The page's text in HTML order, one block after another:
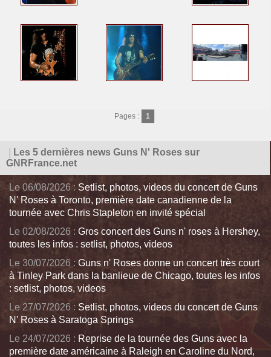
Pages : 1
Les 5 dernières news Guns N' Roses sur
GNRFrance.net
Le 06/08/2026 : Setlist, photos, videos du concert de Guns
N' Roses à Toronto, première date canadienne de la
tournée avec Chris Stapleton en invité spécial
Le 02/08/2026 : Gros concert des Guns n' roses à Hershey,
toutes les infos : setlist, photos, videos
Le 30/07/2026 : Guns n' Roses donne un concert très court
à Tinley Park dans la banlieue de Chicago, toutes les infos
: setlist, photos, videos
Le 27/07/2026 : Setlist, photos, videos du concert de Guns
N' Roses à Saratoga Springs
Le 24/07/2026 : Reprise de la tournée des Guns avec la
première date américaine à Raleigh en Caroline du Nord,